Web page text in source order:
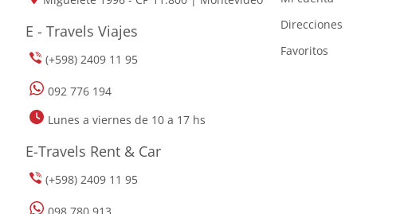
E - Travels Viajes
(+598) 2409 11 95
092 776 194
Lunes a viernes de 10 a 17 hs
E-Travels Rent & Car
(+598) 2409 11 95
Direcciones
Favoritos